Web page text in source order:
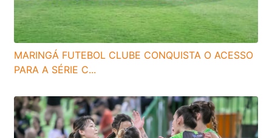
MARINGÁ FUTEBOL CLUBE CONQUISTA O ACESSO
PARA A SÉRIE C...